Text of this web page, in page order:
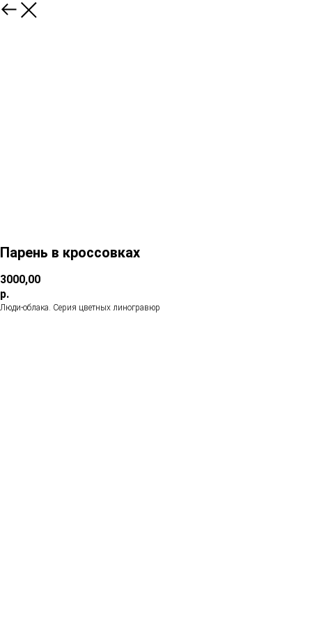
Парень в кроссовках
3000,00
р.
Люди-облака. Серия цветных линогравюр